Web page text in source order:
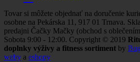
Tovar si môžete objednať na doručenie
osobne na Pekárska 11, 917 01 Trnava.
predajni Čačky Mačky (obchod s
Sobota 9:00 - 12:00. Copyright © 2019
doplnky výživy a fitness sortiment by
weby a eshopy